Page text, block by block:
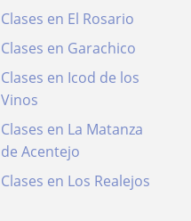
Clases en El Rosario
Clases en Garachico
Clases en Icod de los
Vinos
Clases en La Matanza
de Acentejo
Clases en Los Realejos